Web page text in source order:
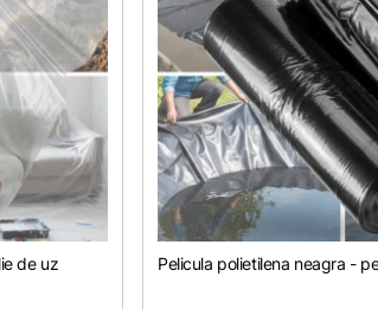
de uz
Pelicula polietilena neagra -